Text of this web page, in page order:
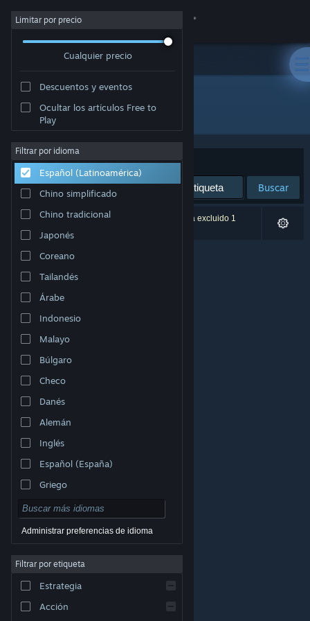
Iniciar sesión
Acerca de
Soporte
Cambiar idioma
Obtener la aplicación de Steam Mobile
Ver versión clásica
© Valve Corporation. Todos los derechos reservados.
Todas las marcas registradas pertenecen a sus
de Privacidad|Información legal
Acuerdo de Suscriptor a Steam
Cookies
Limitar por precio
Cualquier precio
Descuentos y eventos
Ocultar los artículos Free to
Play
Filtrar por idioma
Español (Latinoamérica)
Chino simplificado
Chino tradicional
Japonés
Coreano
Tailandés
Árabe
Indonesio
Malayo
Búlgaro
Checo
Danés
Alemán
Inglés
Español (España)
Griego
Administrar preferencias de idioma
Filtrar por etiqueta
Estrategia
Acción
Desarrollador: Play Wireless
Ordenar por Relevancia
Buscar
0 resultado(s) coinciden con la búsqueda. Se ha excluido 1
título según tus preferencias.